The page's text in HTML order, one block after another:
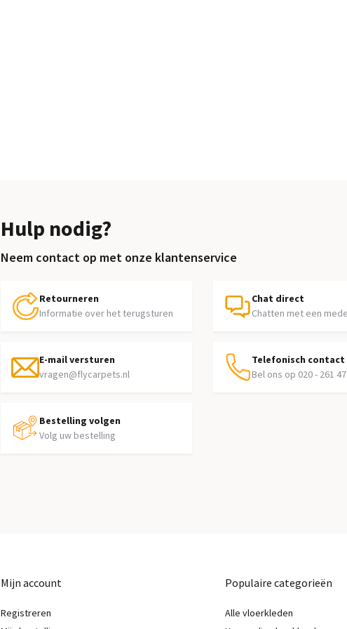
Hulp nodig?
Neem contact op met onze klantenservice
Retourneren
Informatie over het terugsturen
Chat direct
Chatten met een
E-mail versturen
vragen@flycarpets.nl
Telefonisch contact
Bel ons op 020 - 261
Bestelling volgen
Volg uw bestelling
Mijn account
Registreren
Populaire categorieën
Alle vloerkleden